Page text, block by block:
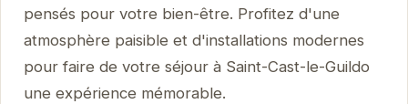
pensés pour votre bien-être. Profitez d'une
atmosphère paisible et d'installations modernes
pour faire de votre séjour à Saint-Cast-le-Guildo
une expérience mémorable.